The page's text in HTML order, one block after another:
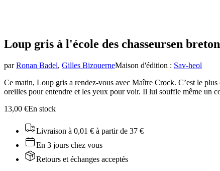
Loup gris à l'école des chasseursen breton
par Ronan Badel, Gilles BizouerneMaison d'édition : Sav-heol
Ce matin, Loup gris a rendez-vous avec Maître Crock. C’est le
oreilles pour entendre et les yeux pour voir. Il lui souffle même un
13,00 €En stock
Livraison à 0,01 € à partir de 37 €
En 3 jours chez vous
Retours et échanges acceptés